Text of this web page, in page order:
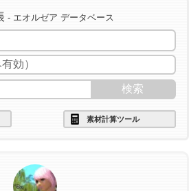
- エオルゼア データベース
素材計算ツール